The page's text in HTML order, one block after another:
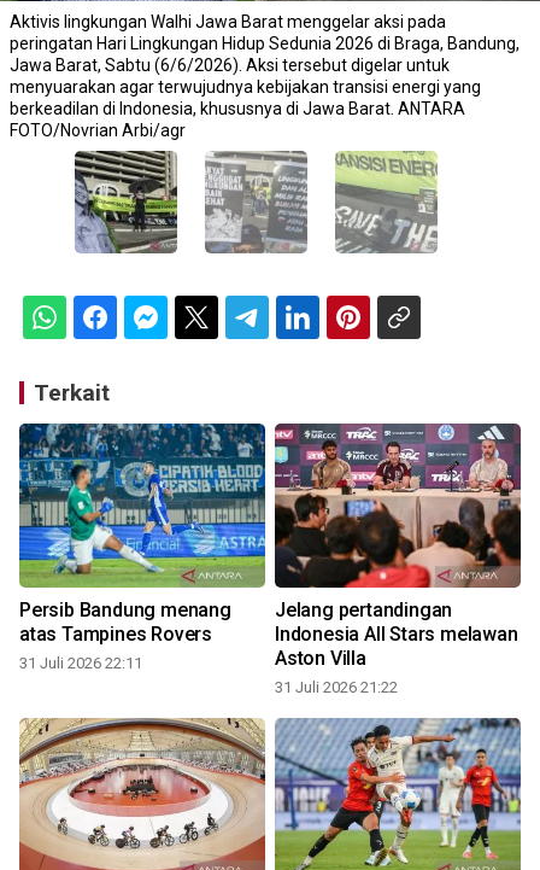
Aktivis lingkungan Walhi Jawa Barat menggelar aksi pada
peringatan Hari Lingkungan Hidup Sedunia 2026 di Braga, Bandung,
Jawa Barat, Sabtu (6/6/2026). Aksi tersebut digelar untuk
menyuarakan agar terwujudnya kebijakan transisi energi yang
berkeadilan di Indonesia, khususnya di Jawa Barat. ANTARA
FOTO/Novrian Arbi/agr
Terkait
Persib Bandung menang
atas Tampines Rovers
31 Juli 2026 22:11
Jelang pertandingan
Indonesia All Stars melawan
Aston Villa
31 Juli 2026 21:22